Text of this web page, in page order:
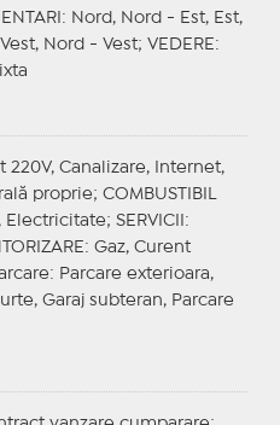
: Nord, Nord - Est, Est,
Nord - Vest; VEDERE :
220V, Canalizare, Internet,
proprie; COMBUSTIBIL
Electricitate; SERVICII :
: Gaz, Curent
: Parcare exterioara,
Garaj subteran, Parcare